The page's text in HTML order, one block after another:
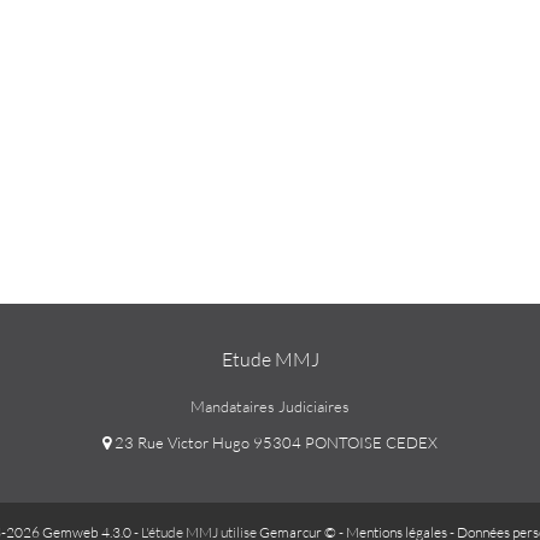
Etude MMJ
Mandataires Judiciaires
23 Rue Victor Hugo 95304 PONTOISE CEDEX
Gemweb 4.3.0- L'étude MMJ utiliseGemarcur © - Mentions légales- Données